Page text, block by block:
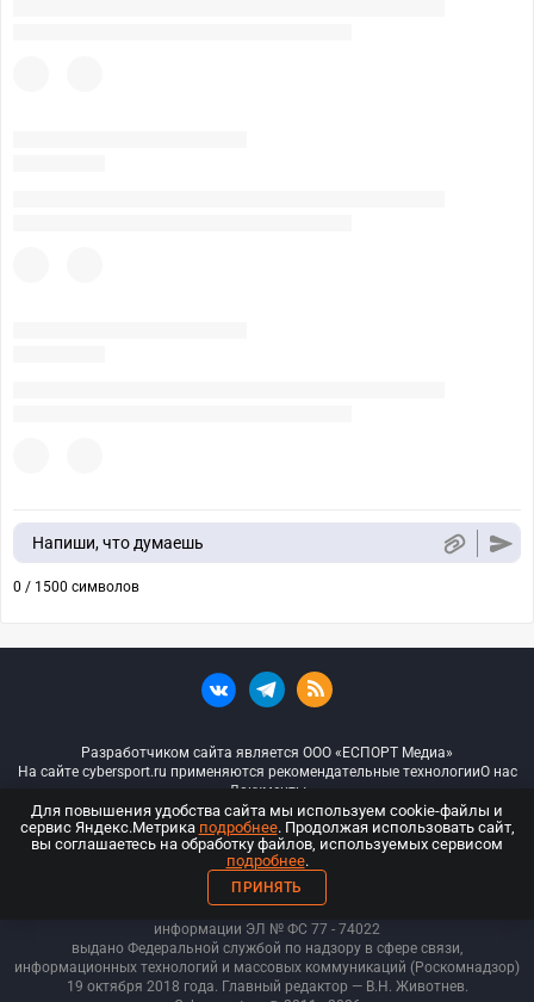
Напиши, что думаешь
0 / 1500 символов
Разработчиком сайта является ООО «ЕСПОРТ Медиа»
На сайте cybersport.ru применяются рекомендательные технологииО нас
Документы
© ООО «Киберспорт.ру» — Все права защищены
18+
ООО «Киберспорт.ру». Свидетельство о регистрации средств массовой
информации ЭЛ № ФС 77 - 74022
выдано Федеральной службой по надзору в сфере связи,
информационных технологий и массовых коммуникаций (Роскомнадзор)
19 октября 2018 года. Главный редактор — В.Н. Животнев.
Для повышения удобства сайта мы используем cookie-файлы и
сервис Яндекс.Метрика подробнее. Продолжая использовать сайт,
вы соглашаетесь на обработку файлов, используемых сервисом
подробнее.
ПРИНЯТЬ